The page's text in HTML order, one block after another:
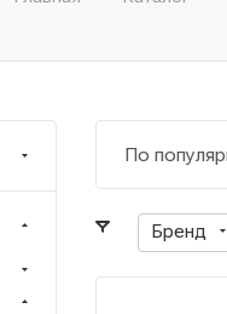
По
Бренд